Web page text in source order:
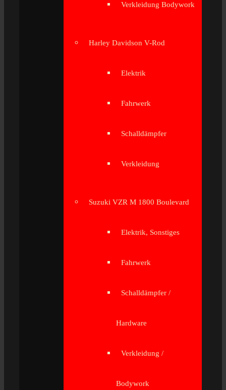
Verkleidung Bodywork
Harley Davidson V-Rod
Elektrik
Fahrwerk
Schalldämpfer
Verkleidung
Suzuki VZR M 1800 Boulevard
Elektrik, Sonstiges
Fahrwerk
Schalldämpfer /
Hardware
Verkleidung /
Bodywork